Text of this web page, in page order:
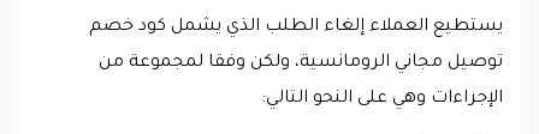
يستطيع العملاء إلغاء الطلب الذي يشمل كود خصم
توصيل مجاني الرومانسية، ولكن وفقا لمجموعة من
الإجراءات وهي على النحو التالي: